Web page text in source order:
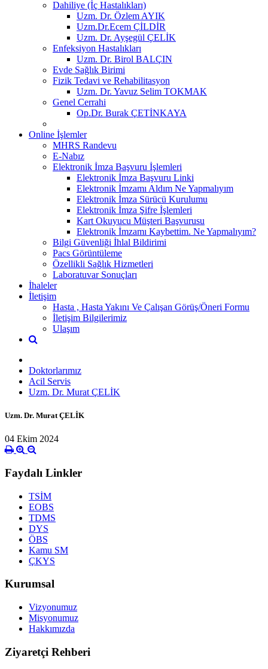
Dahiliye (İç Hastalıkları)
Uzm. Dr. Özlem AYIK
Uzm.Dr.Ecem ÇİLDİR
Uzm. Dr. Ayşegül ÇELİK
Enfeksiyon Hastalıkları
Uzm. Dr. Birol BALÇIN
Evde Sağlık Birimi
Fizik Tedavi ve Rehabilitasyon
Uzm. Dr. Yavuz Selim TOKMAK
Genel Cerrahi
Op.Dr. Burak ÇETİNKAYA
Online İşlemler
MHRS Randevu
E-Nabız
Elektronik İmza Başvuru İşlemleri
Elektronik İmza Başvuru Linki
Elektronik İmzamı Aldım Ne Yapmalıyım
Elektronik İmza Sürücü Kurulumu
Elektronik İmza Şifre İşlemleri
Kart Okuyucu Müşteri Başvurusu
Elektronik İmzamı Kaybettim. Ne Yapmalıyım?
Bilgi Güvenliği İhlal Bildirimi
Pacs Görüntüleme
Özellikli Sağlık Hizmetleri
Laboratuvar Sonuçları
İhaleler
İletişim
Hasta , Hasta Yakını Ve Çalışan Görüş/Öneri Formu
İletişim Bilgilerimiz
Ulaşım
Doktorlarımız
Acil Servis
Uzm. Dr. Murat ÇELİK
Uzm. Dr. Murat ÇELİK
04 Ekim 2024
Faydalı Linkler
TSİM
EOBS
TDMS
DYS
ÖBS
Kamu SM
ÇKYS
Kurumsal
Vizyonumuz
Misyonumuz
Hakkımızda
Ziyaretçi Rehberi